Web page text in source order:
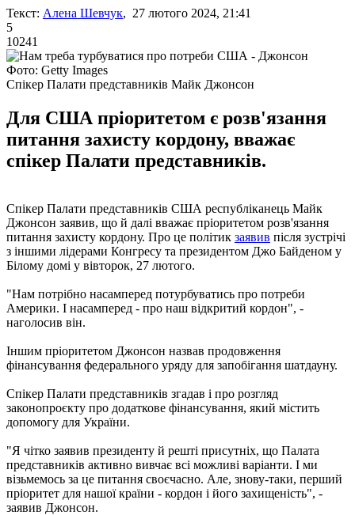
Текст: Алена Шевчук, 27 лютого 2024, 21:41
5
10241
Фото: Getty Images
Спікер Палати представників Майк Джонсон
Для США пріоритетом є розв'язання
питання захисту кордону, вважає
спікер Палати представників.
Спікер Палати представників США республіканець Майк
Джонсон заявив, що й далі вважає пріоритетом розв'язання
питання захисту кордону. Про це політик заявив після зустрічі
з іншими лідерами Конгресу та президентом Джо Байденом у
Білому домі у вівторок, 27 лютого.
"Нам потрібно насамперед потурбуватись про потреби
Америки. І насамперед - про наш відкритий кордон", -
наголосив він.
Іншим пріоритетом Джонсон назвав продовження
фінансування федерального уряду для запобігання шатдауну.
Спікер Палати представників згадав і про розгляд
законопроєкту про додаткове фінансування, який містить
допомогу для України.
"Я чітко заявив президенту й решті присутніх, що Палата
представників активно вивчає всі можливі варіанти. І ми
візьмемось за це питання своєчасно. Але, знову-таки, перший
пріоритет для нашої країни - кордон і його захищеність", -
заявив Джонсон.